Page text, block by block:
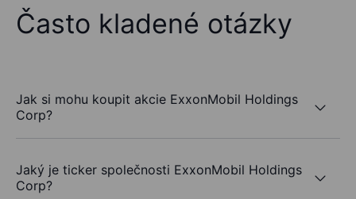
Často kladené otázky
Jak si mohu koupit akcie ExxonMobil Holdings
Corp?
Jaký je ticker společnosti ExxonMobil Holdings
Corp?